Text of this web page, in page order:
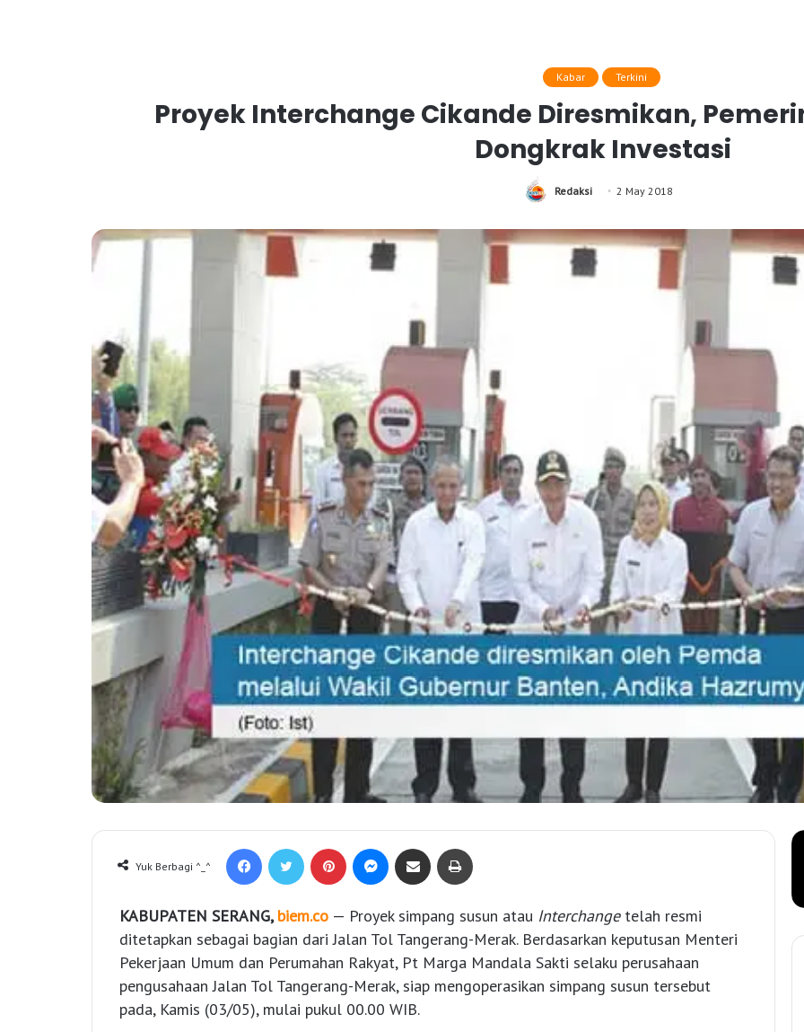
Kabar Terkini
Proyek Interchange Cikande Diresmikan,
Dongkrak Investasi
Redaksi 2 May 2018
Yuk Berbagi ^_^
KABUPATEN SERANG,biem.co — Proyek simpang susun atau Interchangetelah resmi
ditetapkan sebagai bagian dari Jalan Tol Tangerang-Merak. Berdasarkan keputusan Menteri
Pekerjaan Umum dan Perumahan Rakyat, Pt Marga Mandala Sakti selaku perusahaan
pengusahaan Jalan Tol Tangerang-Merak, siap mengoperasikan simpang susun tersebut
pada, Kamis (03/05), mulai pukul 00.00 WIB.